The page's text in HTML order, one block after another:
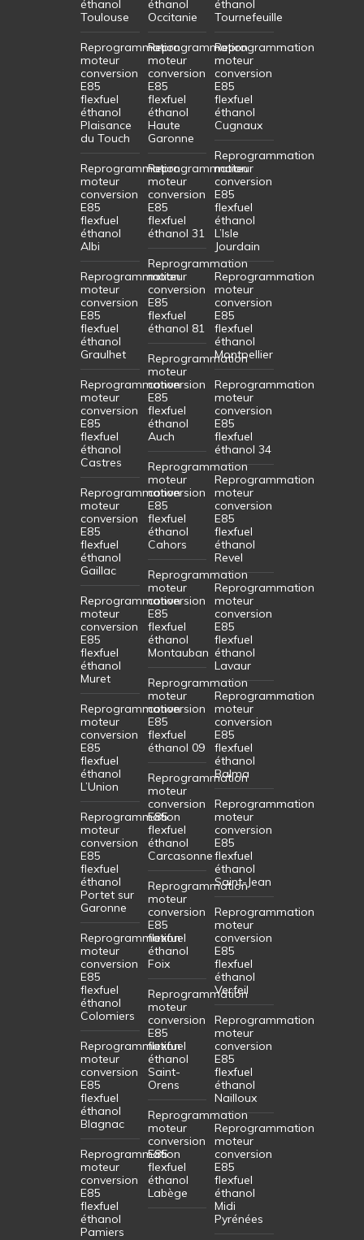
éthanol
Toulouse
Reprogrammation
moteur
conversion
E85
flexfuel
éthanol
Plaisance
du Touch
Reprogrammation
moteur
conversion
E85
flexfuel
éthanol
Albi
Reprogrammation
moteur
conversion
E85
flexfuel
éthanol
Graulhet
Reprogrammation
moteur
conversion
E85
flexfuel
éthanol
Castres
Reprogrammation
moteur
conversion
E85
flexfuel
éthanol
Gaillac
Reprogrammation
moteur
conversion
E85
flexfuel
éthanol
Muret
Reprogrammation
moteur
conversion
E85
flexfuel
éthanol
L’Union
Reprogrammation
moteur
conversion
E85
flexfuel
éthanol
Portet sur
Garonne
Reprogrammation
moteur
conversion
E85
flexfuel
éthanol
Colomiers
Reprogrammation
moteur
conversion
E85
flexfuel
éthanol
Blagnac
Reprogrammation
moteur
conversion
E85
flexfuel
éthanol
Pamiers
éthanol
Occitanie
Reprogrammation
moteur
conversion
E85
flexfuel
éthanol
Haute
Garonne
Reprogrammation
moteur
conversion
E85
flexfuel
éthanol 31
Reprogrammation
moteur
conversion
E85
flexfuel
éthanol 81
Reprogrammation
moteur
conversion
E85
flexfuel
éthanol
Auch
Reprogrammation
moteur
conversion
E85
flexfuel
éthanol
Cahors
Reprogrammation
moteur
conversion
E85
flexfuel
éthanol
Montauban
Reprogrammation
moteur
conversion
E85
flexfuel
éthanol 09
Reprogrammation
moteur
conversion
E85
flexfuel
éthanol
Carcasonne
Reprogrammation
moteur
conversion
E85
flexfuel
éthanol
Foix
Reprogrammation
moteur
conversion
E85
flexfuel
éthanol
Saint-
Orens
Reprogrammation
moteur
conversion
E85
flexfuel
éthanol
Labège
éthanol
Tournefeuille
Reprogrammation
moteur
conversion
E85
flexfuel
éthanol
Cugnaux
Reprogrammation
moteur
conversion
E85
flexfuel
éthanol
L’Isle
Jourdain
Reprogrammation
moteur
conversion
E85
flexfuel
éthanol
Montpellier
Reprogrammation
moteur
conversion
E85
flexfuel
éthanol 34
Reprogrammation
moteur
conversion
E85
flexfuel
éthanol
Revel
Reprogrammation
moteur
conversion
E85
flexfuel
éthanol
Lavaur
Reprogrammation
moteur
conversion
E85
flexfuel
éthanol
Balma
Reprogrammation
moteur
conversion
E85
flexfuel
éthanol
Saint-Jean
Reprogrammation
moteur
conversion
E85
flexfuel
éthanol
Verfeil
Reprogrammation
moteur
conversion
E85
flexfuel
éthanol
Nailloux
Reprogrammation
moteur
conversion
E85
flexfuel
éthanol
Midi
Pyrénées